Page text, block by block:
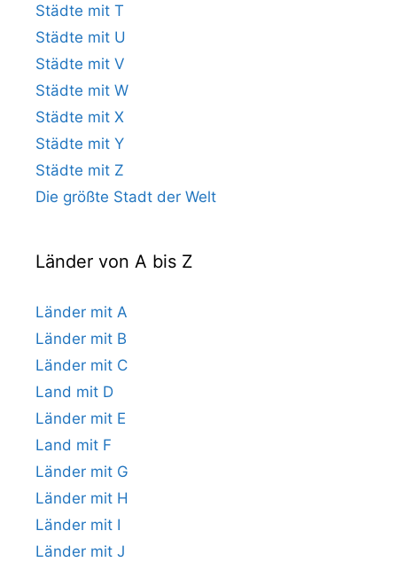
Städte mit T
Städte mit U
Städte mit V
Städte mit W
Städte mit X
Städte mit Y
Städte mit Z
Die größte Stadt der Welt
Länder von A bis Z
Länder mit A
Länder mit B
Länder mit C
Land mit D
Länder mit E
Land mit F
Länder mit G
Länder mit H
Länder mit I
Länder mit J